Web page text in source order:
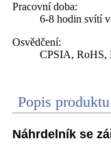
Pracovní doba:
6-8 hodin svítí
Osvědčení:
CPSIA, RoHS,
Popis produktu
Náhrdelník se